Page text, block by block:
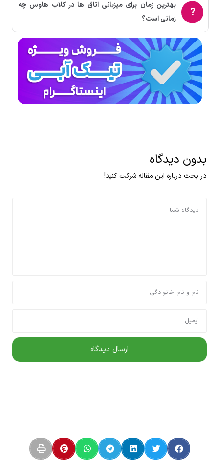
بهترین زمان برای میزبانی اتاق ها در کلاب هاوس چه
زمانی است؟
بدون دیدگاه
در بحث درباره این مقاله شرکت کنید!